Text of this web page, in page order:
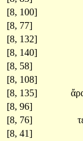
[8, 100]
[8, 77]
[8, 132]
[8, 140]
[8, 58]
[8, 108]
[8, 135]
[8, 96]
[8, 76]
[8, 41]